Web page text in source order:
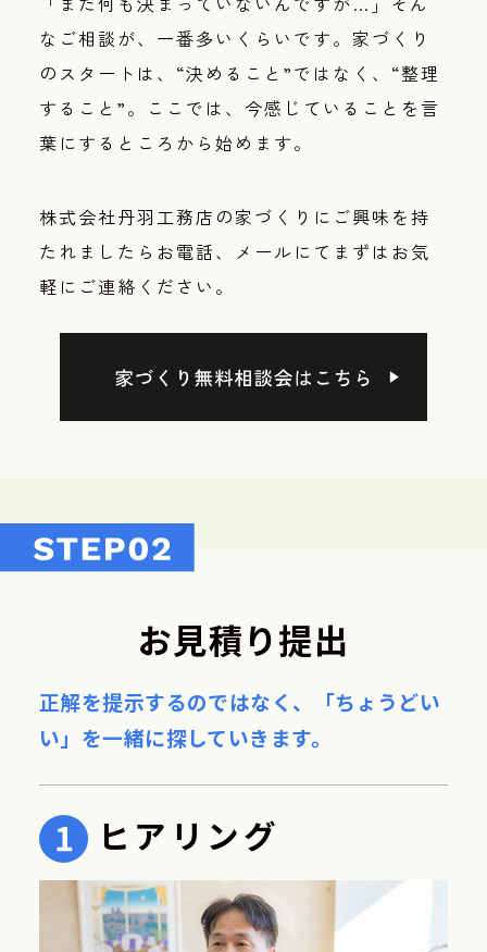
なご相談が、一番多いくらいです。家づくり
のスタートは、“決めること”ではなく、“整理
すること”。ここでは、今感じていることを言
葉にするところから始めます。
株式会社丹羽工務店の家づくりにご興味を持
たれましたらお電話、メールにてまずはお気
軽にご連絡ください。
お見積り提出
正解を提示するのではなく、
「ちょうどい
い」を一緒に探していきます。
ヒアリング